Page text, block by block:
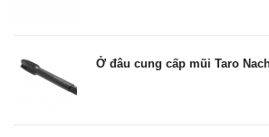
Ở đâu cung cấp mũi Taro